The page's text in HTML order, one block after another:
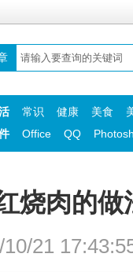
常识 健康 美食
Office QQ
烧肉的做
10/21